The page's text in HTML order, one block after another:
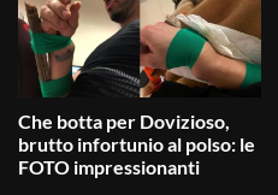
Che botta per Dovizioso,
brutto infortunio al polso: le
FOTO impressionanti